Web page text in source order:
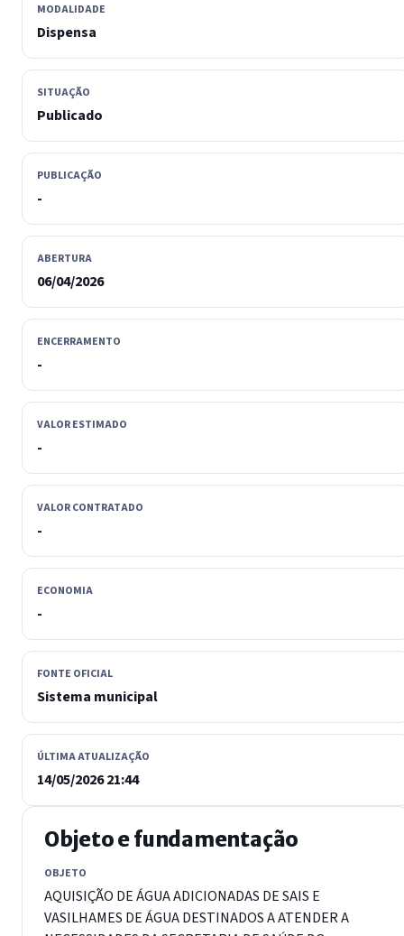
MODALIDADE
Dispensa
SITUAÇÃO
Publicado
PUBLICAÇÃO
-
ABERTURA
06/04/2026
ENCERRAMENTO
-
VALOR ESTIMADO
-
VALOR CONTRATADO
-
ECONOMIA
-
FONTE OFICIAL
Sistema municipal
ÚLTIMA ATUALIZAÇÃO
14/05/2026 21:44
Objeto e fundamentação
OBJETO
AQUISIÇÃO DE ÁGUA ADICIONADAS DE SAIS E
VASILHAMES DE ÁGUA DESTINADOS A ATENDER A